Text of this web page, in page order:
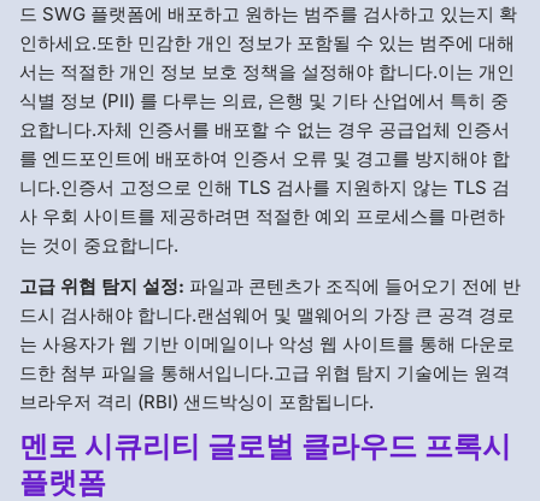
드 SWG 플랫폼에 배포하고 원하는 범주를 검사하고 있는지 확
인하세요.또한 민감한 개인 정보가 포함될 수 있는 범주에 대해
서는 적절한 개인 정보 보호 정책을 설정해야 합니다.이는 개인
식별 정보 (PII) 를 다루는 의료, 은행 및 기타 산업에서 특히 중
요합니다.자체 인증서를 배포할 수 없는 경우 공급업체 인증서
를 엔드포인트에 배포하여 인증서 오류 및 경고를 방지해야 합
니다.인증서 고정으로 인해 TLS 검사를 지원하지 않는 TLS 검
사 우회 사이트를 제공하려면 적절한 예외 프로세스를 마련하
는 것이 중요합니다.
고급 위협 탐지 설정: 파일과 콘텐츠가 조직에 들어오기 전에 반
드시 검사해야 합니다.랜섬웨어 및 맬웨어의 가장 큰 공격 경로
는 사용자가 웹 기반 이메일이나 악성 웹 사이트를 통해 다운로
드한 첨부 파일을 통해서입니다.고급 위협 탐지 기술에는 원격
브라우저 격리 (RBI) 샌드박싱이 포함됩니다.
멘로 시큐리티 글로벌 클라우드 프록시
플랫폼